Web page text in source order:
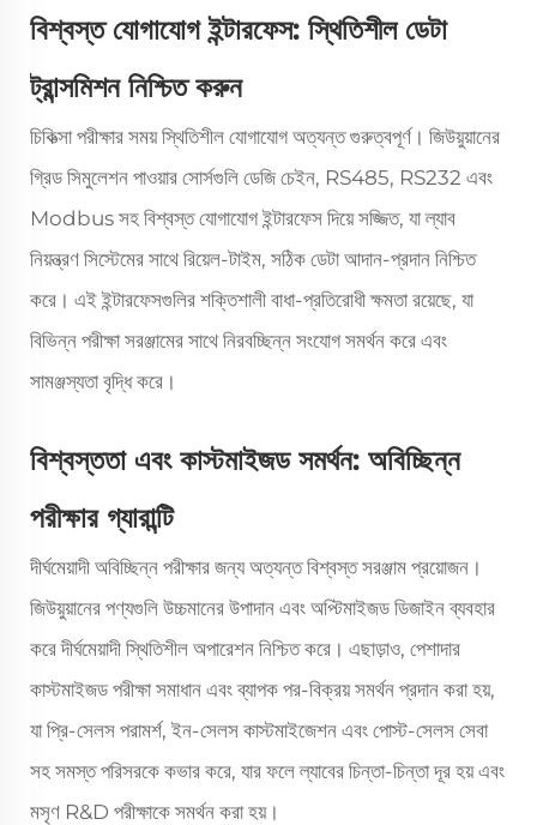
বিশ্বস্ত যোগাযোগ ইন্টারফেস: স্থিতিশীল ডেটা
ট্রান্সমিশন নিশ্চিত করুন
চিকিত্সা পরীক্ষার সময় স্থিতিশীল যোগাযোগ অত্যন্ত গুরুত্বপূর্ণ। জিউয়ুয়ানের
গ্রিড সিমুলেশন পাওয়ার সোর্সগুলি ডেজি চেইন, RS485, RS232 এবং
Modbus সহ বিশ্বস্ত যোগাযোগ ইন্টারফেস দিয়ে সজ্জিত, যা ল্যাব
নিয়ন্ত্রণ সিস্টেমের সাথে রিয়েল-টাইম, সঠিক ডেটা আদান-প্রদান নিশ্চিত
করে। এই ইন্টারফেসগুলির শক্তিশালী বাধা-প্রতিরোধী ক্ষমতা রয়েছে, যা
বিভিন্ন পরীক্ষা সরঞ্জামের সাথে নিরবচ্ছিন্ন সংযোগ সমর্থন করে এবং
সামঞ্জস্যতা বৃদ্ধি করে।
বিশ্বস্ততা এবং কাস্টমাইজড সমর্থন: অবিচ্ছিন্ন
পরীক্ষার গ্যারান্টি
দীর্ঘমেয়াদী অবিচ্ছিন্ন পরীক্ষার জন্য অত্যন্ত বিশ্বস্ত সরঞ্জাম প্রয়োজন।
জিউয়ুয়ানের পণ্যগুলি উচ্চমানের উপাদান এবং অপ্টিমাইজড ডিজাইন ব্যবহার
করে দীর্ঘমেয়াদী স্থিতিশীল অপারেশন নিশ্চিত করে। এছাড়াও, পেশাদার
কাস্টমাইজড পরীক্ষা সমাধান এবং ব্যাপক পর-বিক্রয় সমর্থন প্রদান করা হয়,
যা প্রি-সেলস পরামর্শ, ইন-সেলস কাস্টমাইজেশন এবং পোস্ট-সেলস সেবা
সহ সমস্ত পরিসরকে কভার করে, যার ফলে ল্যাবের চিন্তা-চিন্তা দূর হয় এবং
মসৃণ R&D পরীক্ষাকে সমর্থন করা হয়।